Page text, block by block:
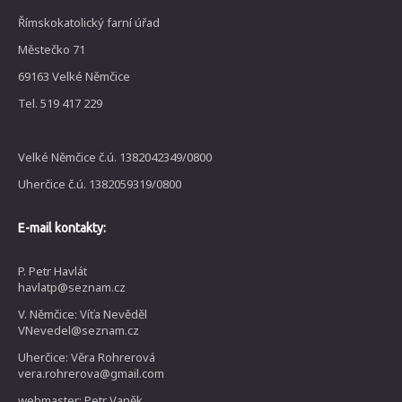
Římskokatolický farní úřad
Městečko 71
69163 Velké Němčice
Tel. 519 417 229
Velké Němčice č.ú. 1382042349/0800
Uherčice č.ú. 1382059319/0800
E-mail kontakty:
P. Petr Havlát
havlatp@seznam.cz
V. Němčice: Víťa Nevěděl
VNevedel@seznam.cz
Uherčice: Věra Rohrerová
vera.rohrerova@gmail.com